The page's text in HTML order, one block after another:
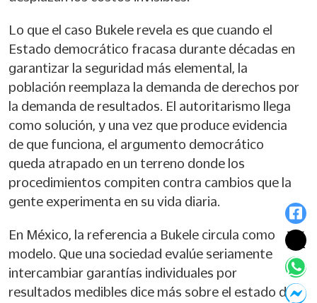
Lo que el caso Bukele revela es que cuando el
Estado democrático fracasa durante décadas en
garantizar la seguridad más elemental, la
población reemplaza la demanda de derechos por
la demanda de resultados. El autoritarismo llega
como solución, y una vez que produce evidencia
de que funciona, el argumento democrático
queda atrapado en un terreno donde los
procedimientos compiten contra cambios que la
gente experimenta en su vida diaria.
En México, la referencia a Bukele circula como
modelo. Que una sociedad evalúe seriamente
intercambiar garantías individuales por
resultados medibles dice más sobre el estado de